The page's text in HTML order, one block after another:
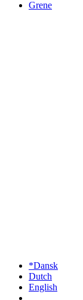
Grene
*Dansk
Dutch
English